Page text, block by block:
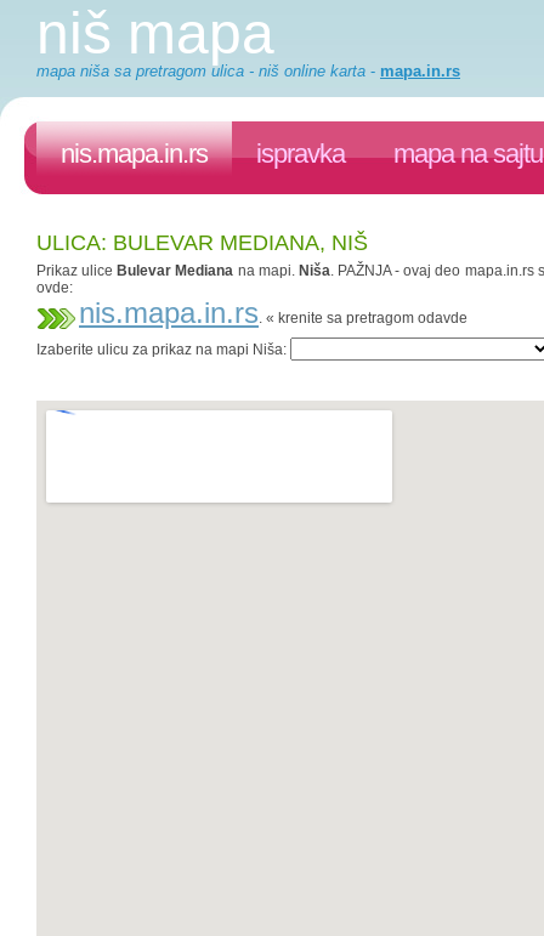
niš mapa
mapa niša sa pretragom ulica - niš online karta - mapa.in.rs
nis.mapa.in.rs ispravka mapa na sajtu
ULICA: BULEVAR MEDIANA, NIŠ
Prikaz ulice Bulevar Mediana na mapi. Niša. PAŽNJA - ovaj deo
ovde:
nis.mapa.in.rs. « krenite sa pretragom odavde
Izaberite ulicu za prikaz na mapi Niša: